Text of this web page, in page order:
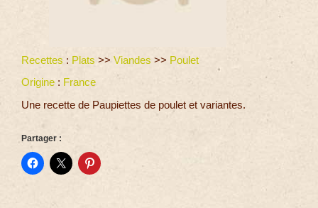
Recettes : Plats >> Viandes >> Poulet
Origine : France
Une recette de Paupiettes de poulet et variantes.
Partager :